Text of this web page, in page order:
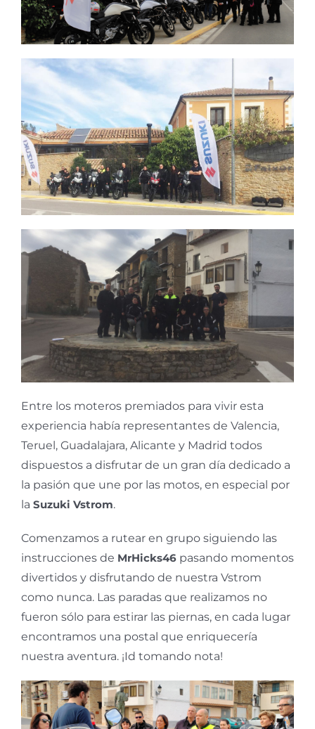
Entre los moteros premiados para vivir esta
experiencia había representantes de Valencia,
Teruel, Guadalajara, Alicante y Madrid todos
dispuestos a disfrutar de un gran día dedicado a
la pasión que une por las motos, en especial por
la Suzuki Vstrom.
Comenzamos a rutear en grupo siguiendo las
instrucciones de MrHicks46 pasando momentos
divertidos y disfrutando de nuestra Vstrom
como nunca. Las paradas que realizamos no
fueron sólo para estirar las piernas, en cada lugar
encontramos una postal que enriquecería
nuestra aventura. ¡Id tomando nota!